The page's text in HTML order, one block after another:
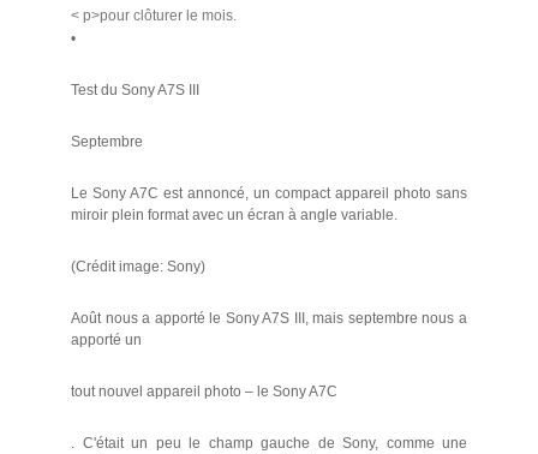
< p>pour clôturer le mois.
•
Test du Sony A7S III
Septembre
Le Sony A7C est annoncé, un compact appareil photo sans
miroir plein format avec un écran à angle variable.
(Crédit image: Sony)
Août nous a apporté le Sony A7S III, mais septembre nous a
apporté un
tout nouvel appareil photo – le Sony A7C
. C'était un peu le champ gauche de Sony, comme une